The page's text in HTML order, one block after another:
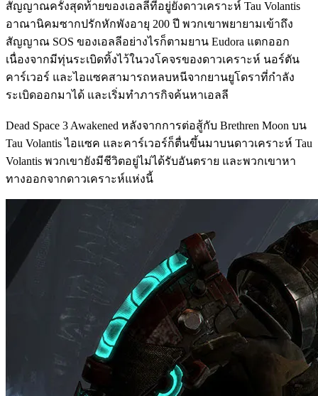
สัญญาณครั้งสุดท้ายของเอลลีที่อยู่ยังดาวเคราะห์ Tau Volantis
อาณานิคมซากปรักหักพังอายุ 200 ปี พวกเขาพยายามเข้าถึง
สัญญาณ SOS ของเอลลีอย่างไรก็ตามยาน Eudora แตกออก
เนื่องจากมีทุ่นระเบิดทิ้งไว้ในวงโคจรของดาวเคราะห์ นอร์ตัน
คาร์เวอร์ และไอแซคสามารถหลบหนีจากยานยูโดราที่กำลัง
ระเบิดออกมาได้ และเริ่มทำภารกิจค้นหาเอลลี
Dead Space 3 Awakened หลังจากการต่อสู้กับ Brethren Moon บน
Tau Volantis ไอแซค และคาร์เวอร์ก็ตื่นขึ้นมาบนดาวเคราะห์ Tau
Volantis พวกเขายังมีชีวิตอยู่ไม่ได้รับอันตราย และพวกเขาหา
ทางออกจากดาวเคราะห์แห่งนี้